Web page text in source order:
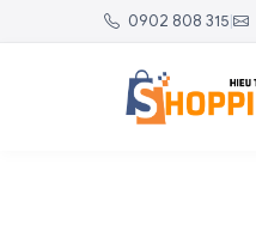
0902 808 315|